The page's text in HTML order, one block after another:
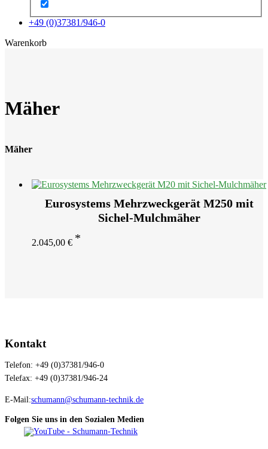
+49 (0)37381/946-0
Warenkorbx
Mäher
Mäher
Eurosystems Mehrzweckgerät M250 mit
Sichel-Mulchmäher
2.045,00 €
Kontakt
Telefon: +49 (0)37381/946-0
Telefax: +49 (0)37381/946-24
E-Mail:schumann@schumann-technik.de
Folgen Sie uns in den Sozialen Medien